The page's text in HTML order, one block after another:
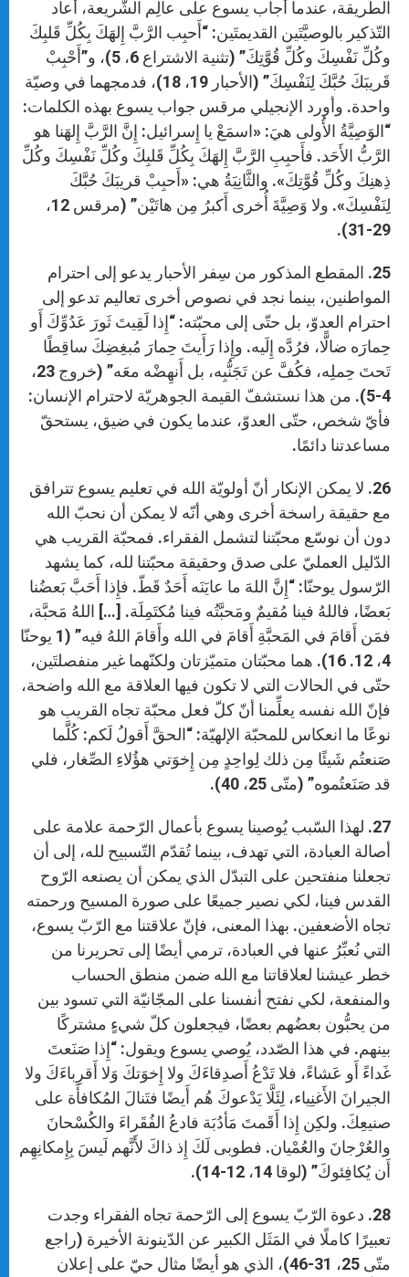
الطّريقة، عندما أجاب يسوع على عالِم الشّريعة، أعاد
التّذكير بالوصيَّتَين القديمتَين: “أَحبِب الرَّبَّ إِلهَكَ بِكُلِّ قَلبِكَ
وكُلِّ نَفْسِكَ وكُلِّ قُوَّتِكَ” (تثنية الاشتراع 6، 5)، و”أَحْبِبْ
قَريبَكَ حُبَّكَ لِنَفْسِكَ” (الأحبار 19، 18)، فدمجهما في وصيّة
واحدة. وأورد الإنجيلي مرقس جواب يسوع بهذه الكلمات:
“الوَصِيَّةُ الأُولى هيَ: «اسمَعْ يا إِسرائيل: إِنَّ الرَّبَّ إِلهَنا هو
الرَّبُّ الأَحَد. فأَحبِبِ الرَّبَّ إِلهَكَ بِكُلِّ قَلبِكَ وكُلِّ نَفْسِكَ وكُلِّ
ذِهنِكَ وكُلِّ قُوَّتِكَ». والثَّانِيَةُ هي: «أَحبِبْ قريبَكَ حُبَّكَ
لِنَفْسِكَ». ولا وَصِيَّةَ أُخرى أَكبرُ مِن هاتَيْن” (مرقس 12،
29-31).
25. المقطع المذكور من سِفر الأحبار يدعو إلى احترام
المواطنين، بينما نجد في نصوص أخرى تعاليم تدعو إلى
احترام العدوّ، بل حتّى إلى محبّته: “إِذا لَقِيتَ ثَورَ عَدُوِّكَ أَو
حِمارَه ضالًّا، فرُدَّه إِلَيه. وإِذا رَأَيتَ حِمارَ مُبغِضِكَ ساقِطًا
تَحتَ حِملِه، فكُفَّ عن تَجَنُّبِه، بل أَنهِضْه معَه” (خروج 23،
4-5). من هذا نستشفّ القيمة الجوهريّة لاحترام الإنسان:
فأيّ شخص، حتّى العدوّ، عندما يكون في ضيق، يستحقّ
مساعدتنا دائمًا.
26. لا يمكن الإنكار أنّ أولويّة الله في تعليم يسوع تترافق
مع حقيقة راسخة أخرى وهي أنّه لا يمكن أن نحبّ الله
دون أن نوسّع محبّتنا لتشمل الفقراء. فمحبّة القريب هي
الدّليل العمليّ على صدق وحقيقة محبّتنا لله، كما يشهد
الرّسول يوحنّا: “إِنَّ اللهَ ما عايَنَه أَحَدٌ قَطّ. فإِذا أَحَبَّ بَعضُنا
بَعضًا، فاللهُ فينا مُقيمٌ ومَحبَّتُه فينا مُكتَمِلَة. […] اللهُ مَحبَّة،
فمَن أَقامَ في المَحبَّةِ أَقامَ في الله وأَقامَ اللهُ فيه” (1 يوحنّا
4، 12. 16). هما محبّتان متميّزتان ولكنّهما غير منفصلتَين،
حتّى في الحالات التي لا تكون فيها العلاقة مع الله واضحة،
فإنّ الله نفسه يعلِّمنا أنّ كلّ فعل محبّة تجاه القريب هو
نوعًا ما انعكاس للمحبّة الإلهيّة: “الحقَّ أَقولُ لَكم: كُلَّما
صَنعتُم شَيئًا مِن ذلك لِواحِدٍ مِن إِخوَتي هؤُلاءِ الصِّغار، فلي
قد صَنَعتُموه” (متّى 25، 40).
27. لهذا السّبب يُوصينا يسوع بأعمال الرّحمة علامة على
أصالة العبادة، التي تهدف، بينما تُقدّم التّسبيح لله، إلى أن
تجعلنا منفتحين على التبدّل الذي يمكن أن يصنعه الرّوح
القدس فينا، لكي نصير جميعًا على صورة المسيح ورحمته
تجاه الأضعفين. بهذا المعنى، فإنّ علاقتنا مع الرّبّ يسوع،
التي نُعبِّرُ عنها في العبادة، ترمي أيضًا إلى تحريرنا من
خطر عيشنا لعلاقاتنا مع الله ضمن منطق الحساب
والمنفعة، لكي نفتح أنفسنا على المجّانيّة التي تسود بين
من يحبُّون بعضُهم بعضًا، فيجعلون كلّ شيءٍ مشتركًا
بينهم. في هذا الصّدد، يُوصي يسوع ويقول: “إِذا صَنَعتَ
غَداءً أَو عَشاءً، فلا تَدْعُ أَصدِقاءَكَ ولا إِخوَتكَ وَلا أَقرِباءَكَ ولا
الجيرانَ الأَغنِياء، لِئَلَّا يَدْعوكَ هُم أَيضًا فتَنالَ المُكافأَة على
صنيعِكَ. ولكِن إِذا أَقَمتَ مَأدُبَة فادعُ الفُقَراءَ والكُسْحانَ
والعُرْجانَ والعُمْيان. فطوبى لَكَ إِذ ذاكَ لأَنَّهم لَيسَ بِإِمكانِهِم
أَن يُكافِئوكَ” (لوقا 14، 12-14).
28. دعوة الرّبّ يسوع إلى الرّحمة تجاه الفقراء وجدت
تعبيرًا كاملًا في المَثَل الكبير عن الدّينونة الأخيرة (راجع
متّى 25، 31-46)، الذي هو أيضًا مثال حيّ على إعلان